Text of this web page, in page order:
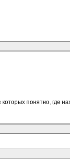
понятно, где